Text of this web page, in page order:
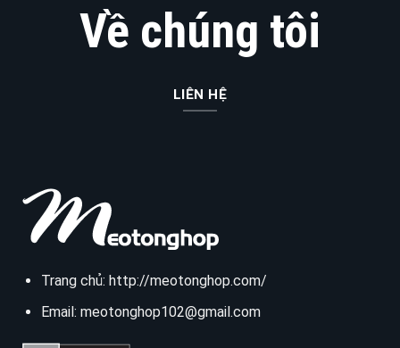
Về chúng tôi
LIÊN HỆ
Trang chủ: http://meotonghop.com/
Email: meotonghop102@gmail.com